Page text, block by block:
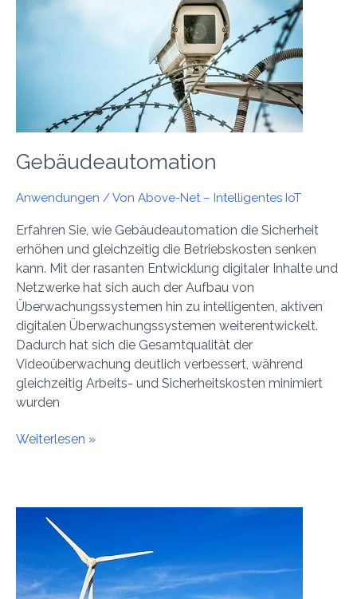
Gebäudeautomation
Anwendungen / Von Above-Net – Intelligentes IoT
Erfahren Sie, wie Gebäudeautomation die Sicherheit
erhöhen und gleichzeitig die Betriebskosten senken
kann. Mit der rasanten Entwicklung digitaler Inhalte und
Netzwerke hat sich auch der Aufbau von
Überwachungssystemen hin zu intelligenten, aktiven
digitalen Überwachungssystemen weiterentwickelt.
Dadurch hat sich die Gesamtqualität der
Videoüberwachung deutlich verbessert, während
gleichzeitig Arbeits- und Sicherheitskosten minimiert
wurden
Weiterlesen »
Energie